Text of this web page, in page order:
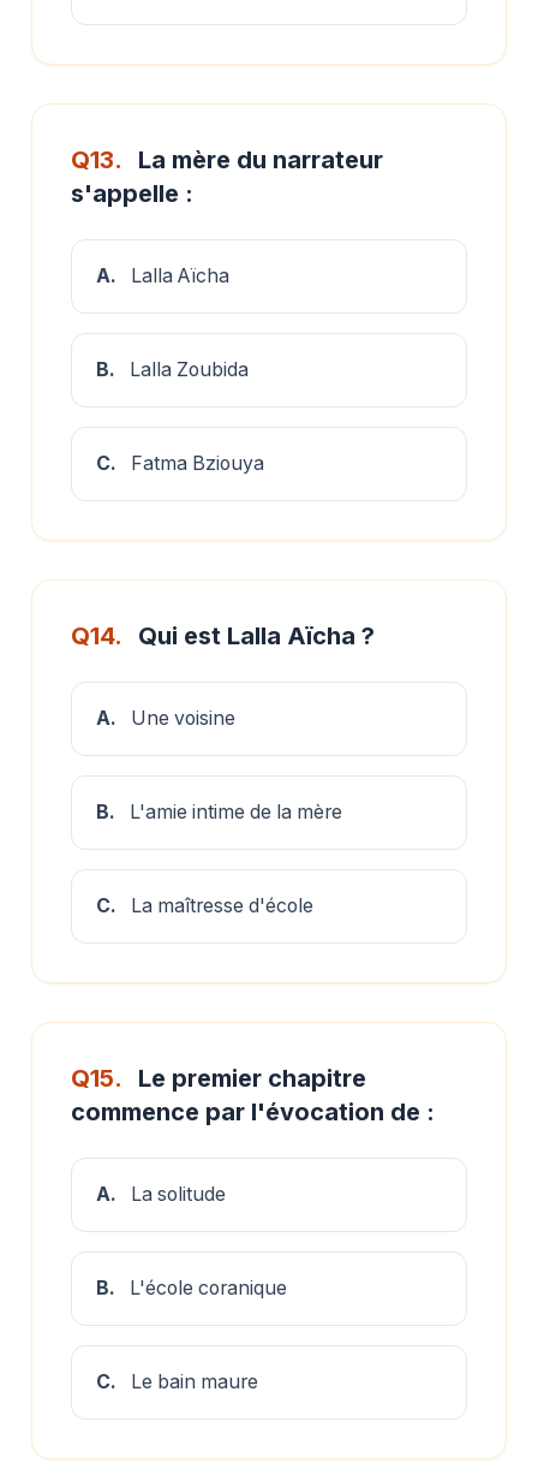
Q13.
La mère du narrateur
s'appelle :
A. Lalla Aïcha
B. Lalla Zoubida
C. Fatma Bziouya
Q14. Qui est Lalla Aïcha ?
A. Une voisine
B. L'amie intime de la mère
C. La maîtresse d'école
Q15.
Le premier chapitre
commence par l'évocation de :
A. La solitude
B. L'école coranique
C. Le bain maure